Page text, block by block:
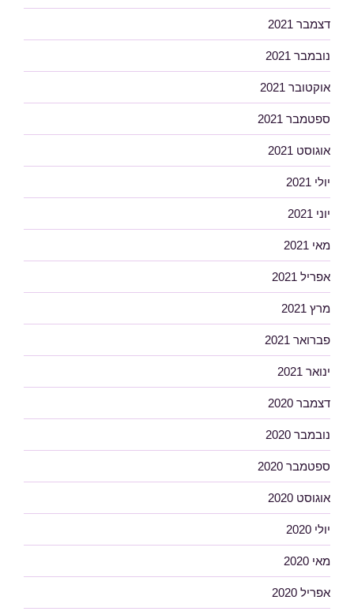
דצמבר 2021
נובמבר 2021
אוקטובר 2021
ספטמבר 2021
אוגוסט 2021
יולי 2021
יוני 2021
מאי 2021
אפריל 2021
מרץ 2021
פברואר 2021
ינואר 2021
דצמבר 2020
נובמבר 2020
ספטמבר 2020
אוגוסט 2020
יולי 2020
מאי 2020
אפריל 2020